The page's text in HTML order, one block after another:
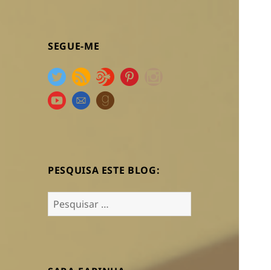
SEGUE-ME
PESQUISA ESTE BLOG:
Pesquisar
por: